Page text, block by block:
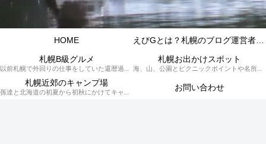
HOME
札幌B級グルメ
以前札幌で外回りの仕事をしていた還暦過ぎブロガー「えびG」がランチ（サラリーマンランチ、サラメシ）を中心に、おそば、ラーメン、中華、日替わりランチを「札幌Bグルメ」と題してレポートしているブログカテゴリーのページです。現在は定年後の再雇用で札幌中とはいかなまでも会社の近くのすすきの界隈や家のある札幌市南区を中心に徘徊しております。
札幌お出かけスポット
海、山、公園とピクニックポイントや名所、旧跡などなど、、、、、札幌はもとより郊外の無理なく日帰りでいって帰ってこれるお出かけスポットを孫っち達（小学５、３年生、幼稚園年長さんの３人）とえびGがお出かけをして紹介しているページです。
札幌近郊のキャンプ場
孫達と北海道の初夏から初秋にかけてキャンプに出かけます。キャンプ場情報だったり料理だったり花火や遊びに虫取りとまさに「やっちゃえ！えびG」やりたい放題のブログです。 お問い合わせ